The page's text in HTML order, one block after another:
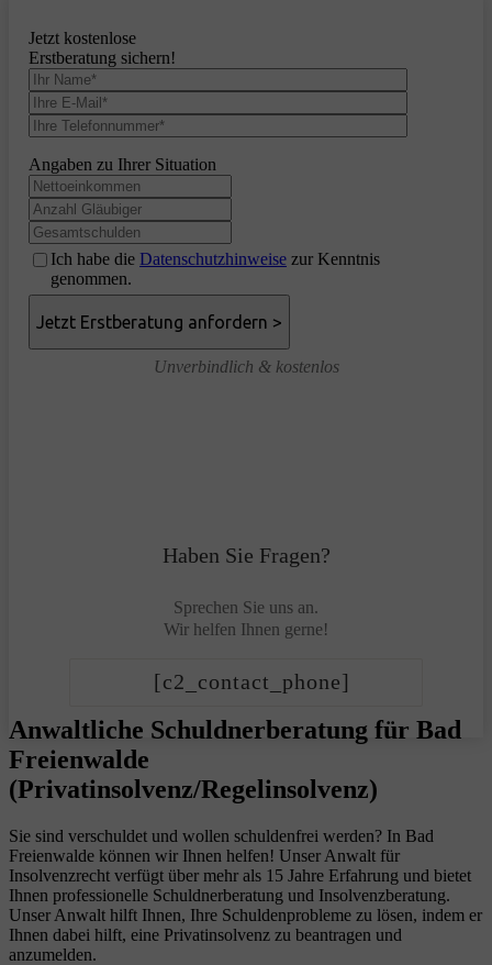
Jetzt kostenlose
Erstberatung sichern!
Angaben zu Ihrer Situation
Ich habe die Datenschutzhinweise zur Kenntnis
genommen.
Unverbindlich & kostenlos
Haben Sie Fragen?
Sprechen Sie uns an.
Wir helfen Ihnen gerne!
[c2_contact_phone]
Anwaltliche Schuldnerberatung für Bad
Freienwalde
(Privatinsolvenz/Regelinsolvenz)
Sie sind verschuldet und wollen schuldenfrei werden? In Bad
Freienwalde können wir Ihnen helfen! Unser Anwalt für
Insolvenzrecht verfügt über mehr als 15 Jahre Erfahrung und bietet
Ihnen professionelle Schuldnerberatung und Insolvenzberatung.
Unser Anwalt hilft Ihnen, Ihre Schuldenprobleme zu lösen, indem er
Ihnen dabei hilft, eine Privatinsolvenz zu beantragen und
anzumelden.